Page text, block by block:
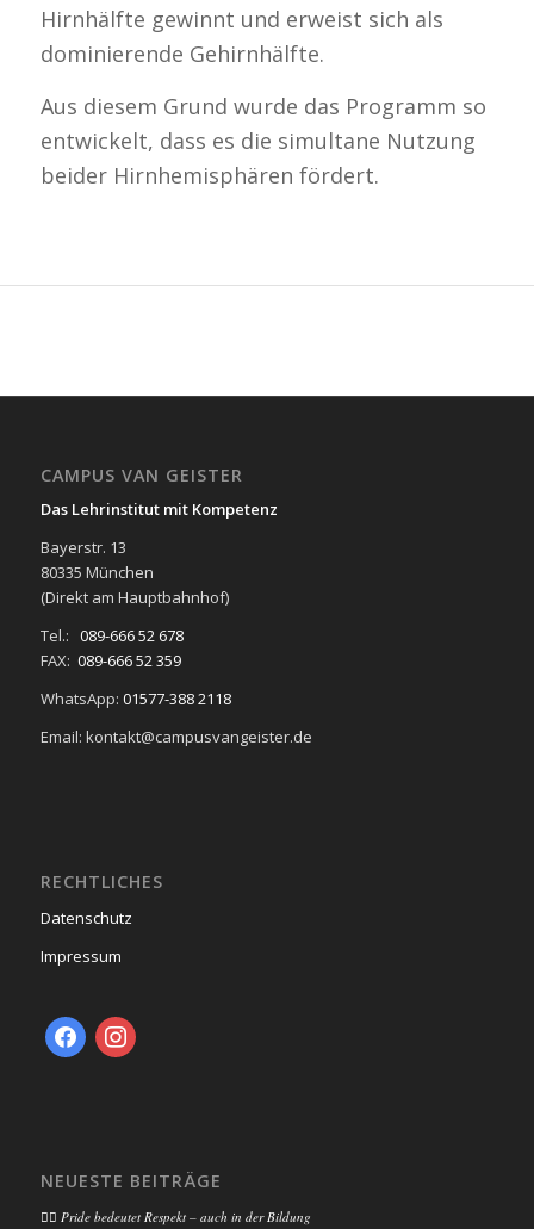
Hirnhälfte gewinnt und erweist sich als
dominierende Gehirnhälfte.
Aus diesem Grund wurde das Programm so
entwickelt, dass es die simultane Nutzung
beider Hirnhemisphären fördert.
CAMPUS VAN GEISTER
Das Lehrinstitut mit Kompetenz
Bayerstr. 13
80335 München
(Direkt am Hauptbahnhof)
Tel.: 089-666 52 678
FAX: 089-666 52 359
WhatsApp: 01577-388 2118
Email: kontakt@campusvangeister.de
RECHTLICHES
Datenschutz
Impressum
facebookinstagram
NEUESTE BEITRÄGE
🏳️‍🌈 Pride bedeutet Respekt – auch in der Bildung